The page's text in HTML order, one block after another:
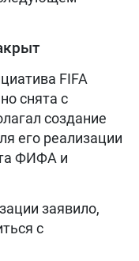
FIFA
снята с
создание
его реализации
ФИФА и
заявило,
с